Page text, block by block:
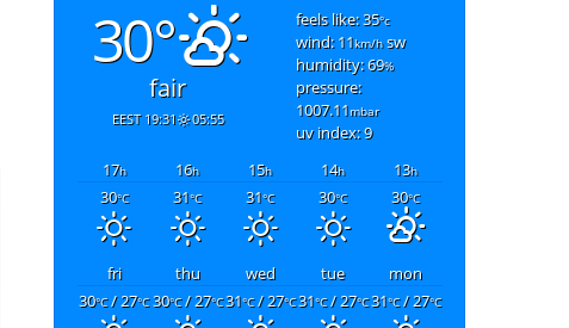
30°
fair
05:55
19:31 EEST
feels like: 35°c
wind: 11km/hsw
humidity: 69%
pressure:
1007.11mbar
uv index: 9
13h
14h
15h
16h
17h
30°C
30°C
31°C
31°C
30°C
mon
tue
wed
thu
fri
31°C/ 27°C
31°C/ 27°C
31°C/ 27°C
30°C/ 27°C
30°C/ 27°C